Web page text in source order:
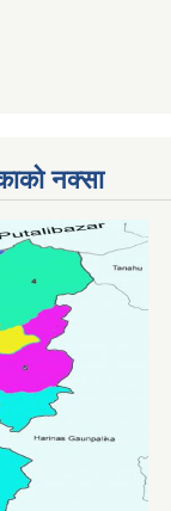
नक्सा